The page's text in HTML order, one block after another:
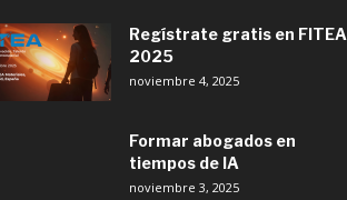
Regístrate gratis en FITEA
2025
noviembre 4, 2025
Formar abogados en
tiempos de IA
noviembre 3, 2025